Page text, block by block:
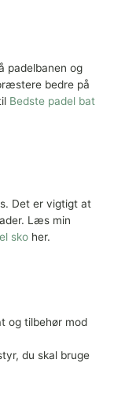
padelbanen og
bedre på
Bedste padel bat
Det er vigtigt at
Læs min
sko her.
og tilbehør mod
du skal bruge